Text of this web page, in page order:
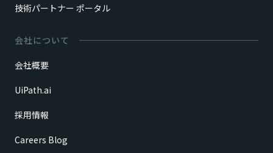
技術パートナー ポータル
会社について
会社概要
UiPath.ai
採用情報
Careers Blog